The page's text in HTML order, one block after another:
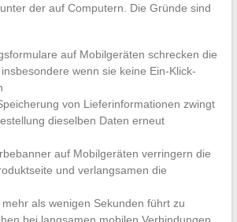
der auf Computern. Die Gründe sind
auf Mobilgeräten schrecken die
wenn sie keine Ein-Klick-
von Lieferinformationen zwingt
dieselben Daten erneut
auf Mobilgeräten verringern die
und verlangsamen die
als wenigen Sekunden führt zu